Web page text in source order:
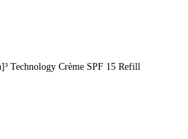
Technology Crème SPF 15 Refill